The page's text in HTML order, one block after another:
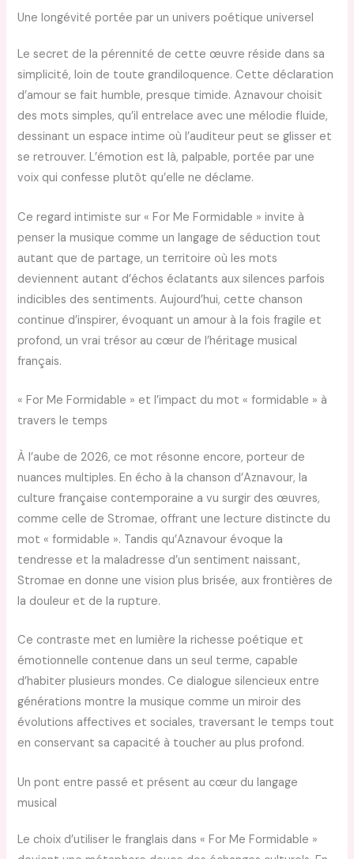
Une longévité portée par un univers poétique universel
Le secret de la pérennité de cette œuvre réside dans sa
simplicité, loin de toute grandiloquence. Cette déclaration
d’amour se fait humble, presque timide. Aznavour choisit
des mots simples, qu’il entrelace avec une mélodie fluide,
dessinant un espace intime où l’auditeur peut se glisser et
se retrouver. L’émotion est là, palpable, portée par une
voix qui confesse plutôt qu’elle ne déclame.
Ce regard intimiste sur « For Me Formidable » invite à
penser la musique comme un langage de séduction tout
autant que de partage, un territoire où les mots
deviennent autant d’échos éclatants aux silences parfois
indicibles des sentiments. Aujourd’hui, cette chanson
continue d’inspirer, évoquant un amour à la fois fragile et
profond, un vrai trésor au cœur de l’héritage musical
français.
« For Me Formidable » et l’impact du mot « formidable » à
travers le temps
À l’aube de 2026, ce mot résonne encore, porteur de
nuances multiples. En écho à la chanson d’Aznavour, la
culture française contemporaine a vu surgir des œuvres,
comme celle de Stromae, offrant une lecture distincte du
mot « formidable ». Tandis qu’Aznavour évoque la
tendresse et la maladresse d’un sentiment naissant,
Stromae en donne une vision plus brisée, aux frontières de
la douleur et de la rupture.
Ce contraste met en lumière la richesse poétique et
émotionnelle contenue dans un seul terme, capable
d’habiter plusieurs mondes. Ce dialogue silencieux entre
générations montre la musique comme un miroir des
évolutions affectives et sociales, traversant le temps tout
en conservant sa capacité à toucher au plus profond.
Un pont entre passé et présent au cœur du langage
musical
Le choix d’utiliser le franglais dans « For Me Formidable »